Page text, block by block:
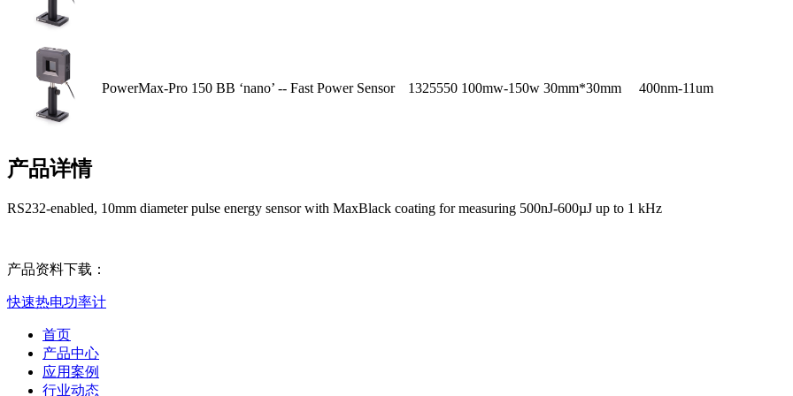
PowerMax-Pro 150 BB ‘nano’ -- Fast Power Sensor 1325550 100mw-150w 30mm*30mm 400nm-11um
产品详情
RS232-enabled, 10mm diameter pulse energy sensor with MaxBlack coating for measuring 500nJ-600µJ up to 1 kHz
产品资料下载：
快速热电功率计
首页
产品中心
应用案例
行业动态